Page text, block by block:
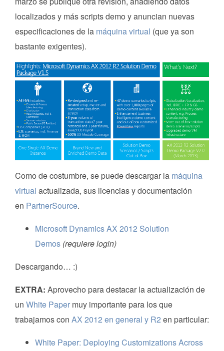
localizados y más scripts demo y anuncian nuevas
especificaciones de la máquina virtual (que ya son
bastante exigentes).
Como de costumbre, se puede descargar la máquina
virtual actualizada, sus licencias y documentación
en PartnerSource.
Microsoft Dynamics AX 2012 Solution
Demos (requiere login)
Descargando… :)
EXTRA: Aprovecho para destacar la actualización de
un White Paper muy importante para los que
trabajamos con AX 2012 en general y R2 en particular:
White Paper: Deploying Customizations Across